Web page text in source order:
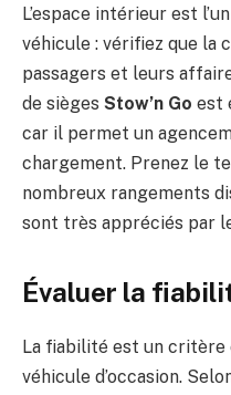
L’espace intérieur est
véhicule : vérifiez que la
passagers et leurs
de sièges Stow’n Go est
car il permet un
chargement. Prenez le
nombreux rangements
sont très appréciés par
Évaluer la
La fiabilité est un critère
véhicule d’occasion.